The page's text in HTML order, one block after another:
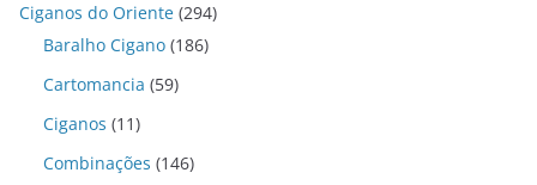
Ciganos do Oriente (294)
Baralho Cigano (186)
Cartomancia (59)
Ciganos (11)
Combinações (146)